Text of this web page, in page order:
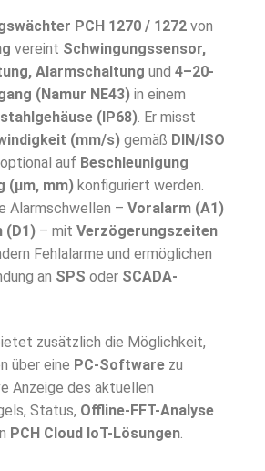
PCH 1270 / 1272von
vereint Schwingungssensor,
Alarmschaltung und 4–20-
(Namur NE43)in einem
(IP68). Er misst
(mm/s)gemäß DIN/ISO
auf Beschleunigung
(µm, mm)konfiguriert werden.
Alarmschwellen – Voralarm (A1)
(D1)– mit Verzögerungszeiten
Fehlalarme und ermöglichen
an SPS oder SCADA-
zusätzlich die Möglichkeit,
über eine PC-Softwarezu
Anzeige des aktuellen
Status, Offline-FFT-Analyse
PCH Cloud IoT-Lösungen.